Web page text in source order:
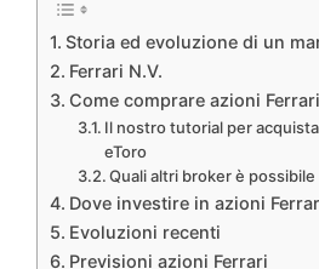
Storia ed evoluzione di un
Ferrari N.V.
Come comprare azioni
Il nostro tutorial per
eToro
Quali altri broker è
Dove investire in azioni
Evoluzioni recenti
Previsioni azioni Ferrari